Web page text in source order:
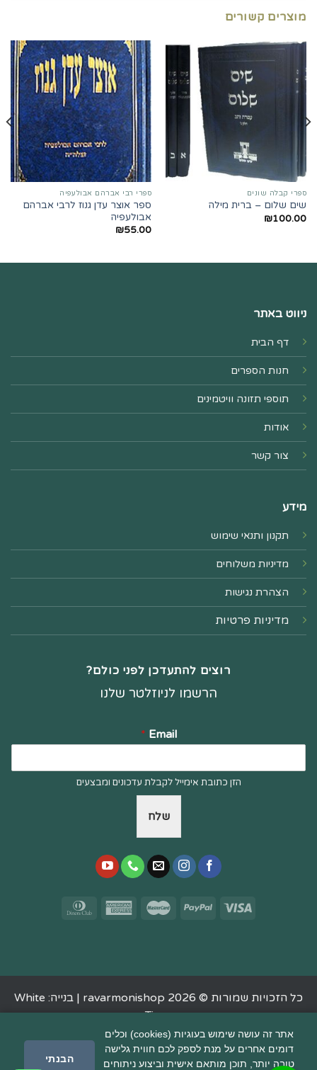
מוצרים קשורים
ספרי קבלה שונים
שים שלום – ברית מילה
₪100.00
ספרי רבי אברהם אבולעפיה
ספר אוצר עדן גנוז לרבי אברהם
אבולעפיה
₪55.00
ניווט באתר
דף הבית
חנות הספרים
תוספי תזונה וויטמינים
אודות
צור קשר
מידע
תקנון ותנאי שימוש
מדיניות משלוחים
הצהרת נגישות
מדיניות פרטיות
רוצים להתעדכן לפני כולם?
הרשמו לניוזלטר שלנו
Email
*
הזן כתובת אימייל לקבלת עדכונים ומבצעים
שלח
כל הזכויות שמורות © 2026 ravarmonishop |
בנייה: White
Tiger
אתר זה עושה שימוש בעוגיות (cookies) וכלים
דומים אחרים על מנת לספק לכם חווית גלישה
טובה יותר, תוכן מותאם אישית וביצוע ניתוחים
הבנתי